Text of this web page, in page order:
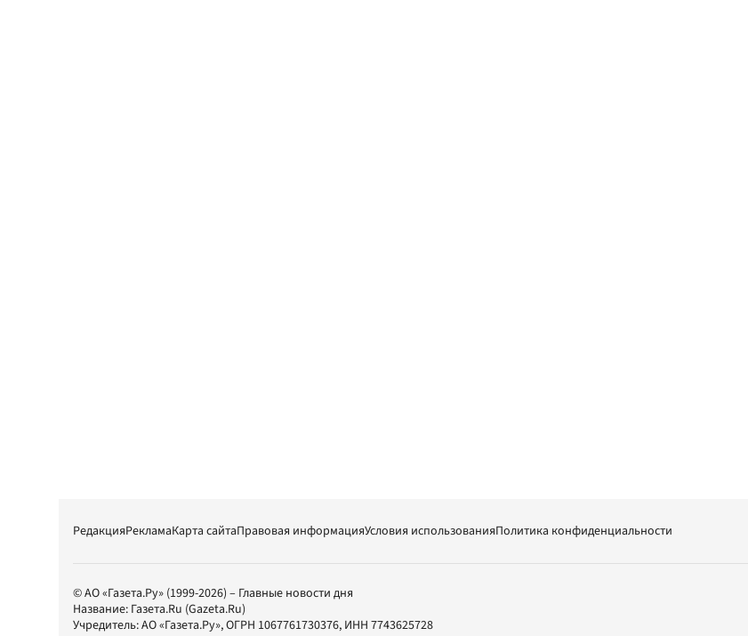
РедакцияРекламаКарта сайтаПравовая информацияУсловия использованияПолитика конфиденциальности
© АО «Газета.Ру» (1999-2026) – Главные новости дня
Название: Газета.Ru (Gazeta.Ru)
Учредитель:АО «Газета.Ру», ОГРН 1067761730376, ИНН 7743625728